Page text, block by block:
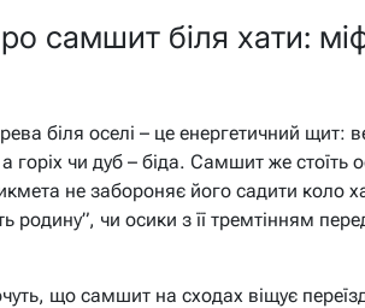
самшит біля хати:
біля оселі – це енергетичний щит:
горіх чи дуб – біда. Самшит же стоїть
не забороняє його садити коло
родину”, чи осики з її тремтінням
що самшит на сходах віщує